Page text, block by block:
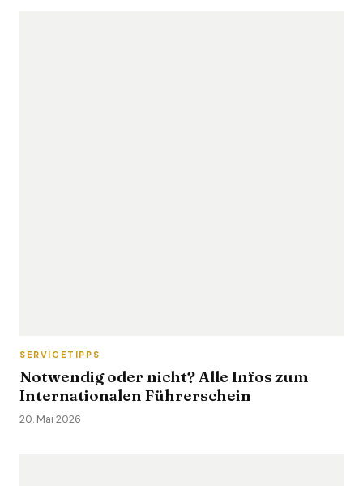
SERVICETIPPS
Notwendig oder nicht? Alle Infos zum
Internationalen Führerschein
20. Mai 2026